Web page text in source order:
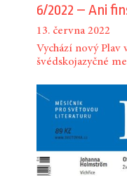
6/2022 – Ani
13. června 2022
Vychází nový Plav
švédskojazyčné